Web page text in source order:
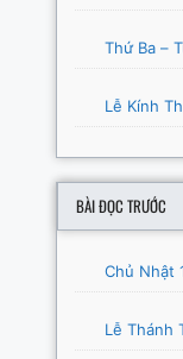
Thứ Ba –
Lễ Kính
BÀI ĐỌC TRƯỚC
Chủ Nhật
Lễ Thánh